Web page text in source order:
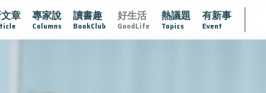
章 專家說
Columns
讀書趣
BookClub
好生活
GoodLife
熱議題
Topics
有新事
Event
醫學 愛的未來視 認識攝護腺肥大 守護骨骼健康